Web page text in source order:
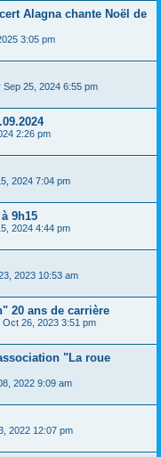
Alagna chante Noël de
3:05 pm
Sep 25, 2024 6:55 pm
2:26 pm
2024 7:04 pm
9h15
2024 4:44 pm
2023 10:53 am
20 ans de carrière
Oct 26, 2023 3:51 pm
"La roue
2022 9:09 am
2022 12:07 pm